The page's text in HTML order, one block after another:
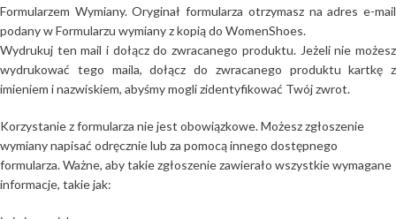
Formularzem Wymiany. Oryginał formularza otrzymasz na adres e-mail
podany w Formularzu wymiany z kopią do WomenShoes.
Wydrukuj ten mail i dołącz do zwracanego produktu. Jeżeli nie możesz
wydrukować tego maila, dołącz do zwracanego produktu kartkę z
imieniem i nazwiskiem, abyśmy mogli zidentyfikować Twój zwrot.
Korzystanie z formularza nie jest obowiązkowe. Możesz zgłoszenie
wymiany napisać odręcznie lub za pomocą innego dostępnego
formularza. Ważne, aby takie zgłoszenie zawierało wszystkie wymagane
informacje, takie jak: